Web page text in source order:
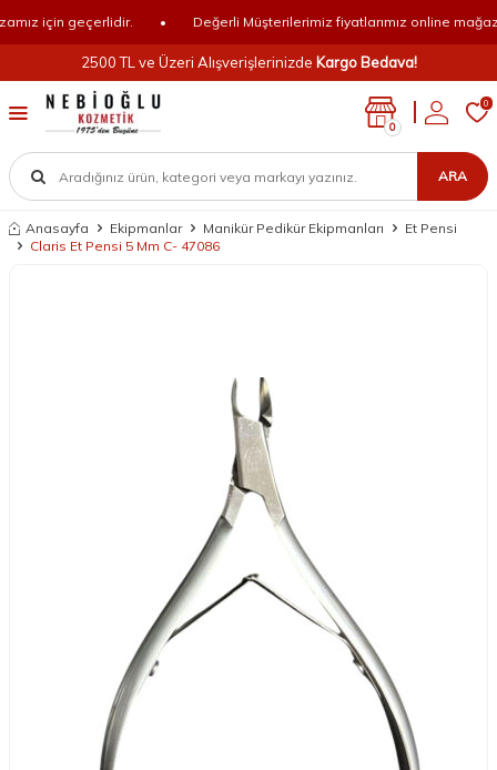
için geçerlidir. Değerli Müşterilerimiz fiyatlarımız online
2500 TL ve Üzeri Alışverişlerinizde Kargo Bedava!
ARA
0
0
Anasayfa Ekipmanlar Manikür Pedikür Ekipmanları
Et Pensi
Claris Et Pensi 5 Mm C- 47086